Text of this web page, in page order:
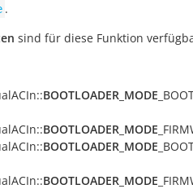
.
sind für diese Funktion
BOOTLOADER_MODE
BOOTLOADER_MODE
BOOTLOADER_MODE
BOOTLOADER_MODE